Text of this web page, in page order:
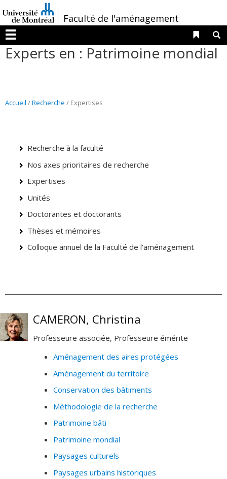
au
contenu
/Faculté de l'aménagement
Menu
Liens
Experts en : Patrimoine mondial
Accueil /Recherche / Expertises
Recherche à la faculté
Nos axes prioritaires de recherche
Expertises
Unités
Doctorantes et doctorants
Thèses et mémoires
Colloque annuel de la Faculté de l'aménagement
CAMERON, Christina
Professeure associée, Professeure émérite
Aménagement des aires protégées
Aménagement du territoire
Conservation des bâtiments
Méthodologie de la recherche
Patrimoine bâti
Patrimoine mondial
Paysages culturels
Paysages urbains historiques